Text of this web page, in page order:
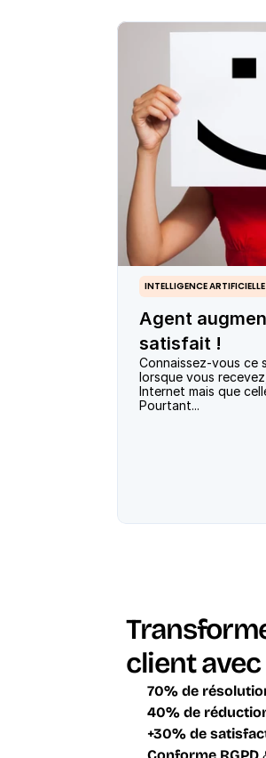
Agent
satisfait !
INTELLIGENCE ARTIFICIELLE
Connaissez-vous ce
lorsque vous
Internet mais que
Pourtant...
client
70% de
40% de
+30% de